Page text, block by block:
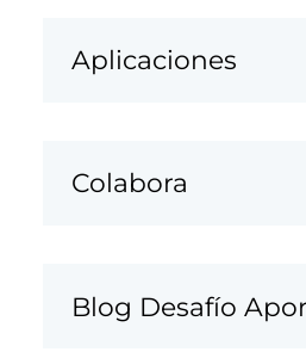
Aplicaciones
Colabora
Blog Desafío